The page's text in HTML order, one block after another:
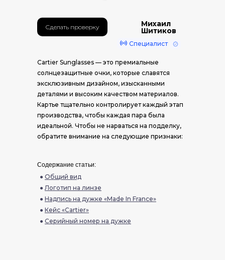
Cartier Sunglasses — это премиальные
солнцезащитные очки, которые славятся
эксклюзивным дизайном, изысканными
деталями и высоким качеством материалов.
Картье тщательно контролирует каждый этап
производства, чтобы каждая пара была
идеальной. Чтобы не нарваться на подделку,
обратите внимание на следующие признаки:
Содержание статьи:
● Общий вид
● Логотип на линзе
● Надпись на дужке «Made In France»
● Кейс «Cartier»
● Серийный номер на дужке
Михаил
Шитиков
Специалист
Сделать проверку